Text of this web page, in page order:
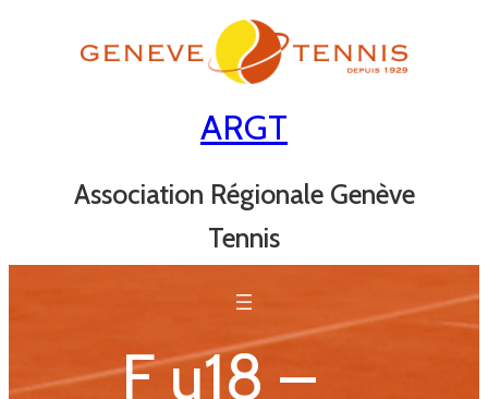
ARGT
Association Régionale Genève
Tennis
F u18 –